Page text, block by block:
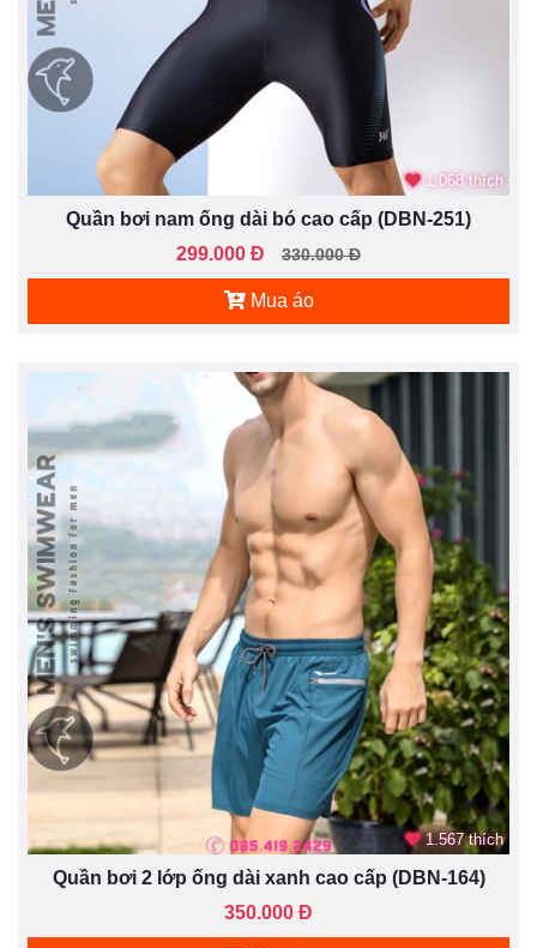
1.068 thích
Quần bơi nam ống dài bó cao cấp (DBN-251)
299.000 Đ
330.000 Đ
Mua áo
1.567 thích
Quần bơi 2 lớp ống dài xanh cao cấp (DBN-164)
350.000 Đ